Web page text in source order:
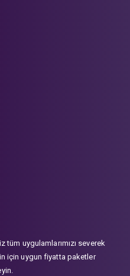
uygulamlarımızı severek
için uygun fiyatta paketler